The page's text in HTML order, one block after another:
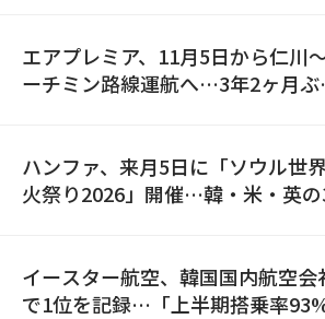
エアプレミア、11月5日から仁川
ーチミン路線運航へ…3年2ヶ月ぶ
ハンファ、来月5日に「ソウル世
火祭り2026」開催…韓・米・英の
イースター航空、韓国国内航空会
で1位を記録…「上半期搭乗率93%